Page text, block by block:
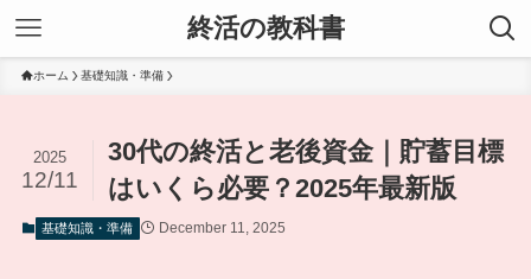
終活の教科書
ホーム 基礎知識・準備
30代の終活と老後資金｜貯蓄目標
はいくら必要？2025年最新版
2025
12/11
基礎知識・準備 December 11, 2025